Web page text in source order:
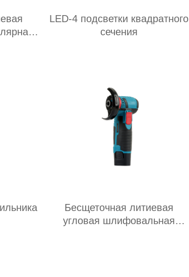
LED-4 подсветки квадратного
сечения
Бесщеточная литиевая
угловая шлифовальная